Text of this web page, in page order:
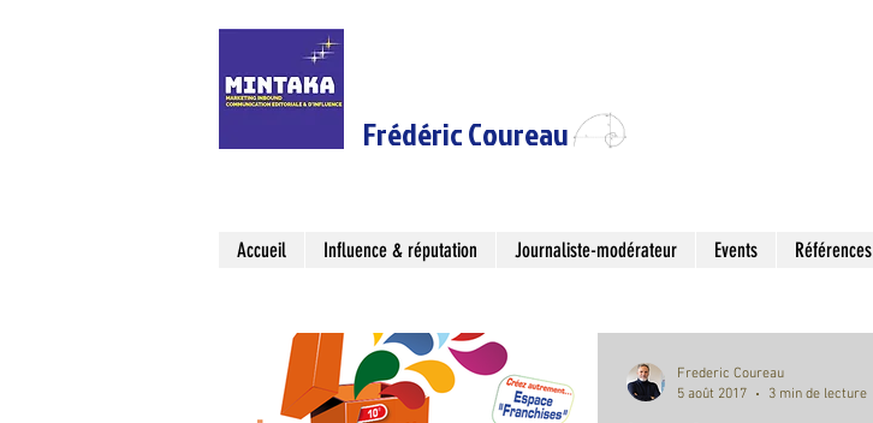
Frédéric Coureau
Accueil Influence & réputation Journaliste-modérateur Events Références
Frederic Coureau
5 août 2017
3 min de lecture